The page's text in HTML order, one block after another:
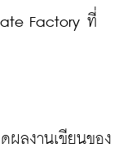
Factory ที่
ลงานเขียนของ